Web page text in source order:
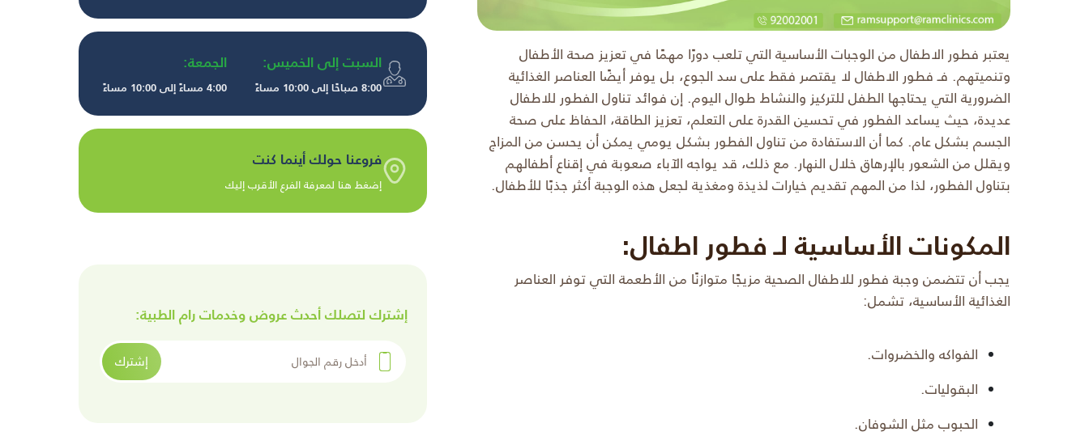
يعتبر فطور الاطفال من الوجبات الأساسية التي تلعب دورًا مهمًا في تعزيز صحة الأطفال
وتنميتهم. فـ فطور الاطفال لا يقتصر فقط على سد الجوع، بل يوفر أيضًا العناصر الغذائية
الضرورية التي يحتاجها الطفل للتركيز والنشاط طوال اليوم. إن فوائد تناول الفطور للاطفال
عديدة، حيث يساعد الفطور في تحسين القدرة على التعلم، تعزيز الطاقة، الحفاظ على صحة
الجسم بشكل عام. كما أن الاستفادة من تناول الفطور بشكل يومي يمكن أن يحسن من المزاج
ويقلل من الشعور بالإرهاق خلال النهار. مع ذلك، قد يواجه الآباء صعوبة في إقناع أطفالهم
بتناول الفطور، لذا من المهم تقديم خيارات لذيذة ومغذية لجعل هذه الوجبة أكثر جذبًا للأطفال.
المكونات الأساسية لـ فطور اطفال:
يجب أن تتضمن وجبة فطور للاطفال الصحية مزيجًا متوازنًا من الأطعمة التي توفر العناصر
الغذائية الأساسية، تشمل:
الفواكه والخضروات.
البقوليات.
الحبوب مثل الشوفان.
السبت إلى الخميس:
8:00 صباحًا إلى 10:00 مساءً
الجمعة:
4:00 مساءً إلى 10:00 مساءً
فروعنا حولك أينما كنت
إضغط هنا لمعرفة الفرع الأقرب إليك
إشترك لتصلك أحدث عروض وخدمات رام الطبية:
إشترك